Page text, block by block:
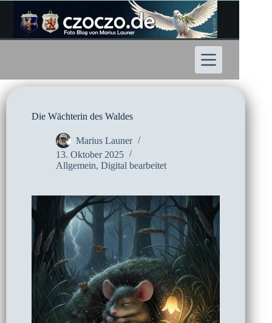
Inhalt
springen
Die Wächterin des Waldes
Marius Launer
13. Oktober 2025
Allgemein, Digital bearbeitet